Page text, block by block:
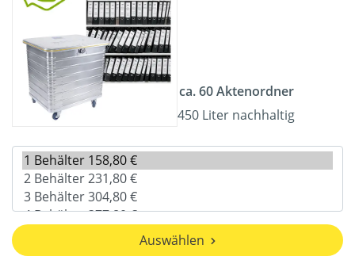
ca. 60 Aktenordner
450 Liter nachhaltig
Auswählen